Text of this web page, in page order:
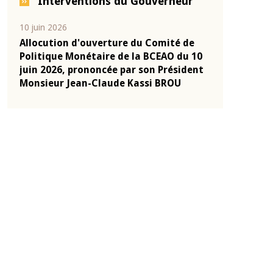
04 mars 2026
Allocution d'ouverture du Comité de
Politique Monétaire de la BCEAO du 4
mars 2026, prononcée par son Président
Monsieur Jean-Claude Kassi BROU